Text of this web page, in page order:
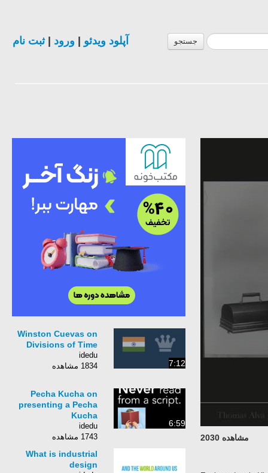
جستجو آپلود ویدئو ورود |ثبت نام
مشاهده 2030
7:12
Winston Cuevas on
Divisions of Time
idedu
1834 مشاهده
6:59
Pecha Kucha on
presenting a Pecha
Kucha
idedu
1743 مشاهده
What is industrial
design